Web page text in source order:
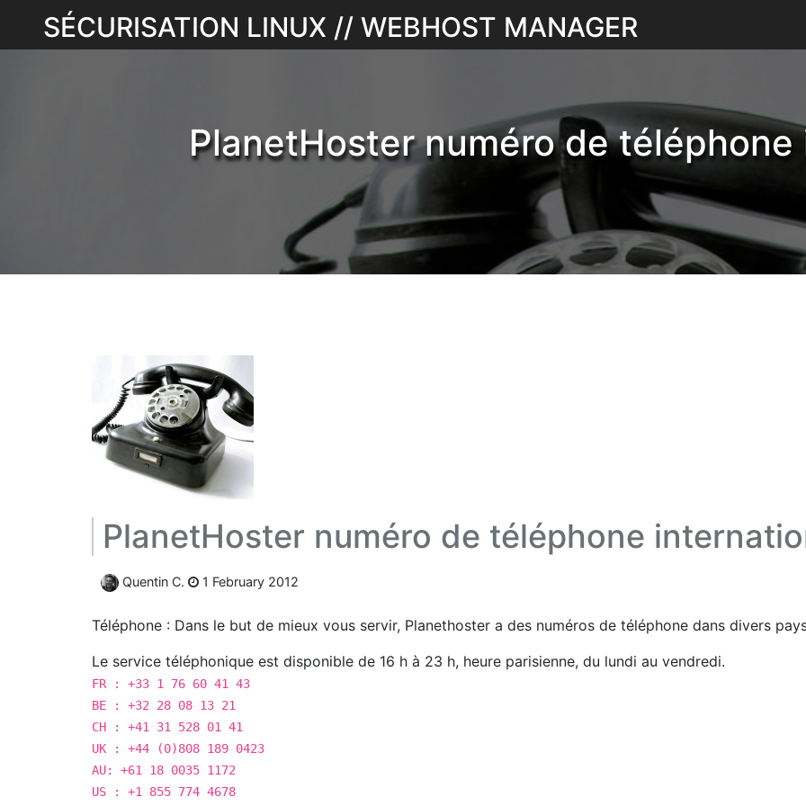
content
SÉCURISATION LINUX // WEBHOST MANAGER
PlanetHoster numéro de
PlanetHoster numéro de téléphone
Quentin C. 1 February 2012
Téléphone : Dans le but de mieux vous servir, Planethoster a des numéros de téléphone dans divers
Le service téléphonique est disponible de 16 h à 23 h, heure parisienne, du lundi au vendredi.
FR : +33 1 76 60 41 43
BE : +32 28 08 13 21
CH : +41 31 528 01 41
UK : +44 (0)808 189 0423
AU: +61 18 0035 1172
US : +1 855 774 4678